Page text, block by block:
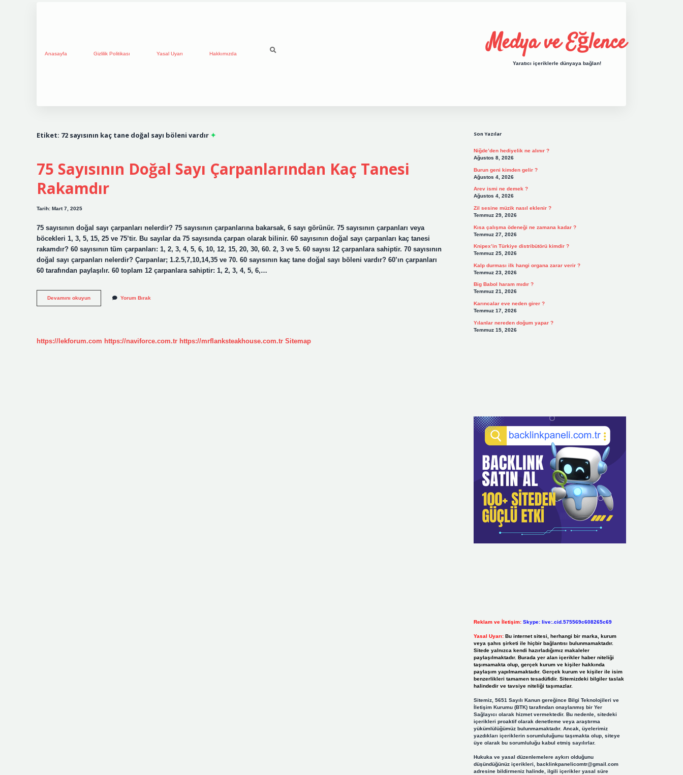
Anasayfa Gizlilik Politikası Yasal Uyarı Hakkımızda Medya ve Eğlence
Yaratıcı içeriklerle dünyaya bağlan!
Etiket: 72 sayısının kaç tane doğal sayı böleni vardır
75 Sayısının Doğal Sayı Çarpanlarından Kaç Tanesi
Rakamdır
Tarih: Mart 7, 2025
75 sayısının doğal sayı çarpanları nelerdir? 75 sayısının çarpanlarına bakarsak, 6 sayı görünür. 75 sayısının çarpanları veya
böcekleri 1, 3, 5, 15, 25 ve 75’tir. Bu sayılar da 75 sayısında çarpan olarak bilinir. 60 sayısının doğal sayı çarpanları kaç tanesi
rakamdır? 60 sayısının tüm çarpanları: 1, 2, 3, 4, 5, 6, 10, 12, 15, 20, 30, 60. 2, 3 ve 5. 60 sayısı 12 çarpanlara sahiptir. 70 sayısının
doğal sayı çarpanları nelerdir? Çarpanlar; 1.2.5,7,10,14,35 ve 70. 60 sayısının kaç tane doğal sayı böleni vardır? 60’ın çarpanları
60 tarafından paylaşılır. 60 toplam 12 çarpanlara sahiptir: 1, 2, 3, 4, 5, 6,…
Devamını okuyun75
Sayısının
Tanesi
Yorum Bırak
https://lekforum.com https://naviforce.com.tr https://mrflanksteakhouse.com.tr Sitemap
Son Yazılar
Niğde’den hediyelik ne alınır ?
Ağustos 8, 2026
Burun geni kimden gelir ?
Ağustos 4, 2026
Arev ismi ne demek ?
Ağustos 4, 2026
Zil sesine müzik nasıl eklenir ?
Temmuz 29, 2026
Kısa çalışma ödeneği ne zamana kadar ?
Temmuz 27, 2026
Knipex’in Türkiye distribütörü kimdir ?
Temmuz 25, 2026
Kalp durması ilk hangi organa zarar verir ?
Temmuz 23, 2026
Big Babol haram mıdır ?
Temmuz 21, 2026
Karıncalar eve neden girer ?
Temmuz 17, 2026
Yılanlar nereden doğum yapar ?
Temmuz 15, 2026
Reklam ve İletişim: Skype: live:.cid.575569c608265c69
Yasal Uyarı: Bu internet sitesi, herhangi bir marka, kurum
veya şahıs şirketi ile hiçbir bağlantısı bulunmamaktadır.
Sitede yalnızca kendi hazırladığımız makaleler
paylaşılmaktadır. Burada yer alan içerikler haber niteliği
taşımamakta olup, gerçek kurum ve kişiler hakkında
paylaşım yapılmamaktadır. Gerçek kurum ve kişiler ile isim
benzerlikleri tamamen tesadüfidir. Sitemizdeki bilgiler taslak
halindedir ve tavsiye niteliği taşımazlar.
Sitemiz, 5651 Sayılı Kanun gereğince Bilgi Teknolojileri ve
İletişim Kurumu (BTK) tarafından onaylanmış bir Yer
Sağlayıcı olarak hizmet vermektedir. Bu nedenle, sitedeki
içerikleri proaktif olarak denetleme veya araştırma
yükümlülüğümüz bulunmamaktadır. Ancak, üyelerimiz
yazdıkları içeriklerin sorumluluğunu taşımakta olup, siteye
üye olarak bu sorumluluğu kabul etmiş sayılırlar.
Hukuka ve yasal düzenlemelere aykırı olduğunu
düşündüğünüz içerikleri, backlinkpanelicomtr@gmail.com
adresine bildirmeniz halinde, ilgili içerikler yasal süre